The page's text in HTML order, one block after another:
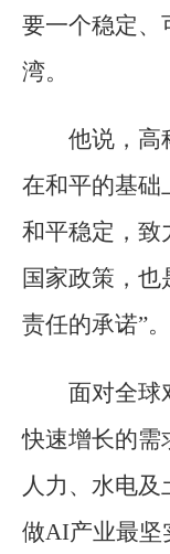
要一个稳定、
湾。
他说，高
在和平的基础
和平稳定，致
国家政策，
责任的承诺”。
面对全球
快速增长的需
人力、水电及
做AI产业最坚